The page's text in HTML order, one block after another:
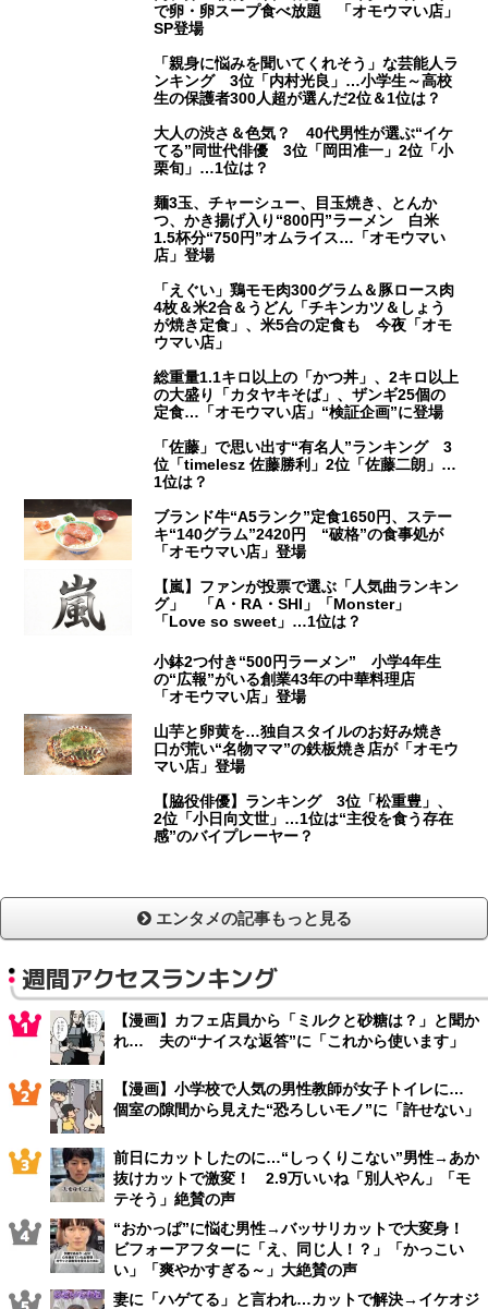
で卵・卵スープ食べ放題 「オモウマい店」
SP登場
「親身に悩みを聞いてくれそう」な芸能人ラ
ンキング 3位「内村光良」…小学生～高校
生の保護者300人超が選んだ2位＆1位は？
大人の渋さ＆色気？ 40代男性が選ぶ“イケ
てる”同世代俳優 3位「岡田准一」2位「小
栗旬」…1位は？
麺3玉、チャーシュー、目玉焼き、とんか
つ、かき揚げ入り“800円”ラーメン 白米
1.5杯分“750円”オムライス…「オモウマい
店」登場
「えぐい」鶏モモ肉300グラム＆豚ロース肉
4枚＆米2合＆うどん「チキンカツ＆しょう
が焼き定食」、米5合の定食も 今夜「オモ
ウマい店」
総重量1.1キロ以上の「かつ丼」、2キロ以上
の大盛り「カタヤキそば」、ザンギ25個の
定食…「オモウマい店」“検証企画”に登場
「佐藤」で思い出す“有名人”ランキング 3
位「timelesz 佐藤勝利」2位「佐藤二朗」…
1位は？
ブランド牛“A5ランク”定食1650円、ステー
キ“140グラム”2420円 “破格”の食事処が
「オモウマい店」登場
【嵐】ファンが投票で選ぶ「人気曲ランキン
グ」 「A・RA・SHI」「Monster」
「Love so sweet」…1位は？
小鉢2つ付き“500円ラーメン” 小学4年生
の“広報”がいる創業43年の中華料理店
「オモウマい店」登場
山芋と卵黄を…独自スタイルのお好み焼き
口が荒い“名物ママ”の鉄板焼き店が「オモウ
マい店」登場
【脇役俳優】ランキング 3位「松重豊」、
2位「小日向文世」…1位は“主役を食う存在
感”のバイプレーヤー？
エンタメの記事もっと見る
週間アクセスランキング
【漫画】カフェ店員から「ミルクと砂糖は？」と聞か
れ… 夫の“ナイスな返答”に「これから使います」
【漫画】小学校で人気の男性教師が女子トイレに…
個室の隙間から見えた“恐ろしいモノ”に「許せない」
前日にカットしたのに…“しっくりこない”男性→あか
抜けカットで激変！ 2.9万いいね「別人やん」「モ
テそう」絶賛の声
“おかっぱ”に悩む男性→バッサリカットで大変身！
ビフォーアフターに「え、同じ人！？」「かっこい
い」「爽やかすぎる～」大絶賛の声
妻に「ハゲてる」と言われ…カットで解決→イケオジ